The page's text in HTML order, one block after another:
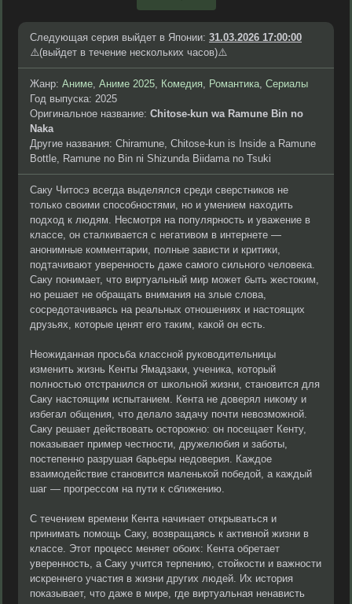
Следующая серия выйдет в Японии: 31.03.2026 17:00:00
⚠️(выйдет в течение нескольких часов)⚠️
Жанр: Аниме, Аниме 2025, Комедия, Романтика, Сериалы
Год выпуска: 2025
Оригинальное название: Chitose-kun wa Ramune Bin no
Naka
Другие названия: Chiramune, Chitose-kun is Inside a Ramune
Bottle, Ramune no Bin ni Shizunda Biidama no Tsuki
Саку Читосэ всегда выделялся среди сверстников не
только своими способностями, но и умением находить
подход к людям. Несмотря на популярность и уважение в
классе, он сталкивается с негативом в интернете —
анонимные комментарии, полные зависти и критики,
подтачивают уверенность даже самого сильного человека.
Саку понимает, что виртуальный мир может быть жестоким,
но решает не обращать внимания на злые слова,
сосредотачиваясь на реальных отношениях и настоящих
друзьях, которые ценят его таким, какой он есть.
Неожиданная просьба классной руководительницы
изменить жизнь Кенты Ямадзаки, ученика, который
полностью отстранился от школьной жизни, становится для
Саку настоящим испытанием. Кента не доверял никому и
избегал общения, что делало задачу почти невозможной.
Саку решает действовать осторожно: он посещает Кенту,
показывает пример честности, дружелюбия и заботы,
постепенно разрушая барьеры недоверия. Каждое
взаимодействие становится маленькой победой, а каждый
шаг — прогрессом на пути к сближению.
С течением времени Кента начинает открываться и
принимать помощь Саку, возвращаясь к активной жизни в
классе. Этот процесс меняет обоих: Кента обретает
уверенность, а Саку учится терпению, стойкости и важности
искреннего участия в жизни других людей. Их история
показывает, что даже в мире, где виртуальная ненависть